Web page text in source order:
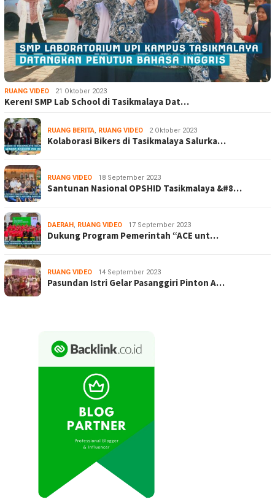
RUANG VIDEO 21 Oktober 2023
Keren! SMP Lab School di Tasikmalaya Dat…
RUANG BERITA RUANG VIDEO 2 Oktober 2023
Kolaborasi Bikers di Tasikmalaya Salurka…
RUANG VIDEO 18 September 2023
Santunan Nasional OPSHID Tasikmalaya &#8…
DAERAH RUANG VIDEO 17 September 2023
Dukung Program Pemerintah “ACE unt…
RUANG VIDEO 14 September 2023
Pasundan Istri Gelar Pasanggiri Pinton A…